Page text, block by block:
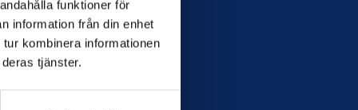
funktioner för
information från din enhet
kombinera informationen
tjänster.